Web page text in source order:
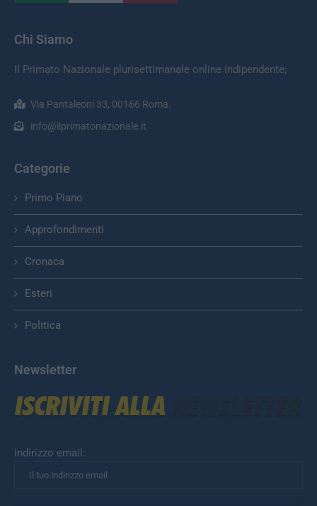
Chi Siamo
Il Primato Nazionale plurisettimanale online indipendente;
Via Pantaleoni 33, 00166 Roma.
info@ilprimatonazionale.it
Categorie
Primo Piano
Approfondimenti
Cronaca
Esteri
Politica
Newsletter
Indirizzo email: